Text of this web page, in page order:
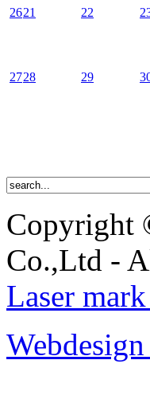
2621 22
2728 29
Copyright
Co.,Ltd -
Laser